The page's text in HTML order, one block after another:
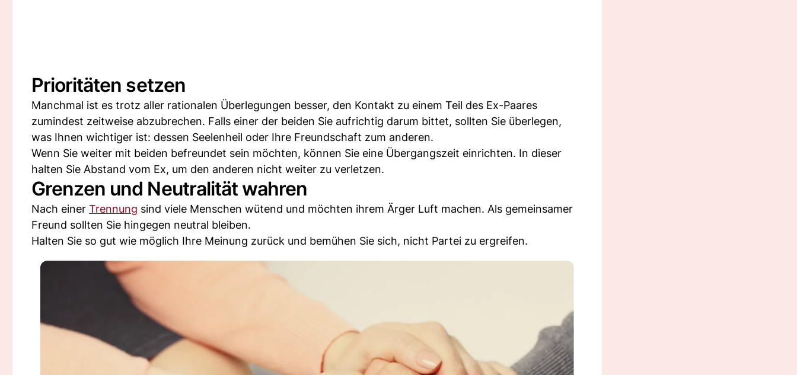
Prioritäten setzen
Manchmal ist es trotz aller rationalen Überlegungen besser, den Kontakt zu einem Teil des Ex-Paares
zumindest zeitweise abzubrechen. Falls einer der beiden Sie aufrichtig darum bittet, sollten Sie überlegen,
was Ihnen wichtiger ist: dessen Seelenheil oder Ihre Freundschaft zum anderen.
Wenn Sie weiter mit beiden befreundet sein möchten, können Sie eine Übergangszeit einrichten. In dieser
halten Sie Abstand vom Ex, um den anderen nicht weiter zu verletzen.
Grenzen und Neutralität wahren
Nach einer Trennung sind viele Menschen wütend und möchten ihrem Ärger Luft machen. Als gemeinsamer
Freund sollten Sie hingegen neutral bleiben.
Halten Sie so gut wie möglich Ihre Meinung zurück und bemühen Sie sich, nicht Partei zu ergreifen.